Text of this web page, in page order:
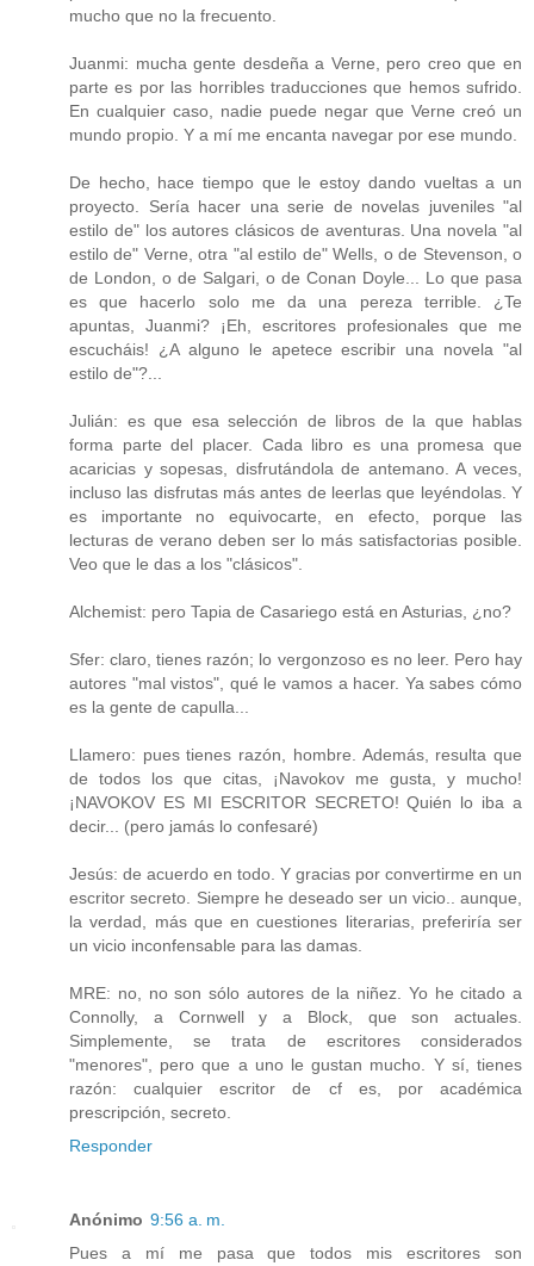
mucho que no la frecuento.
Juanmi: mucha gente desdeña a Verne, pero creo que en
parte es por las horribles traducciones que hemos sufrido.
En cualquier caso, nadie puede negar que Verne creó un
mundo propio. Y a mí me encanta navegar por ese mundo.
De hecho, hace tiempo que le estoy dando vueltas a un
proyecto. Sería hacer una serie de novelas juveniles "al
estilo de" los autores clásicos de aventuras. Una novela "al
estilo de" Verne, otra "al estilo de" Wells, o de Stevenson, o
de London, o de Salgari, o de Conan Doyle... Lo que pasa
es que hacerlo solo me da una pereza terrible. ¿Te
apuntas, Juanmi? ¡Eh, escritores profesionales que me
escucháis! ¿A alguno le apetece escribir una novela "al
estilo de"?...
Julián: es que esa selección de libros de la que hablas
forma parte del placer. Cada libro es una promesa que
acaricias y sopesas, disfrutándola de antemano. A veces,
incluso las disfrutas más antes de leerlas que leyéndolas. Y
es importante no equivocarte, en efecto, porque las
lecturas de verano deben ser lo más satisfactorias posible.
Veo que le das a los "clásicos".
Alchemist: pero Tapia de Casariego está en Asturias, ¿no?
Sfer: claro, tienes razón; lo vergonzoso es no leer. Pero hay
autores "mal vistos", qué le vamos a hacer. Ya sabes cómo
es la gente de capulla...
Llamero: pues tienes razón, hombre. Además, resulta que
de todos los que citas, ¡Navokov me gusta, y mucho!
¡NAVOKOV ES MI ESCRITOR SECRETO! Quién lo iba a
decir... (pero jamás lo confesaré)
Jesús: de acuerdo en todo. Y gracias por convertirme en un
escritor secreto. Siempre he deseado ser un vicio.. aunque,
la verdad, más que en cuestiones literarias, preferiría ser
un vicio inconfensable para las damas.
MRE: no, no son sólo autores de la niñez. Yo he citado a
Connolly, a Cornwell y a Block, que son actuales.
Simplemente, se trata de escritores considerados
"menores", pero que a uno le gustan mucho. Y sí, tienes
razón: cualquier escritor de cf es, por académica
prescripción, secreto.
Responder
Anónimo 9:56 a. m.
Pues a mí me pasa que todos mis escritores son